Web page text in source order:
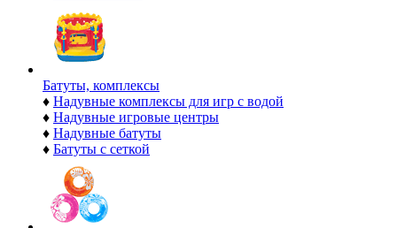
Батуты, комплексы
♦ Надувные комплексы для игр с водой
♦ Надувные игровые центры
♦ Надувные батуты
♦ Батуты с сеткой